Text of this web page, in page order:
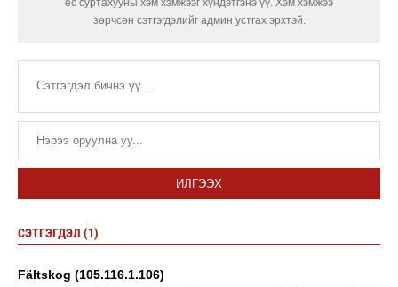
зөрчсөн сэтгэгдэлийг админ устгах эрхтэй.
ИЛГЭЭХ
СЭТГЭГДЭЛ (1)
Fältskog (105.116.1.106)